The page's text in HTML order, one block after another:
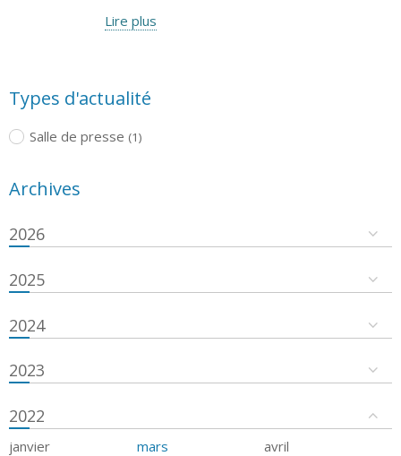
Lire plus
Types d'actualité
Salle de presse (1)
Archives
2026
2025
2024
2023
2022
janvier mars
avril